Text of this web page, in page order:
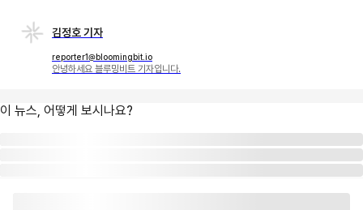
김정호 기자
reporter1@bloomingbit.io
안녕하세요 블루밍비트 기자입니다.
이 뉴스, 어떻게 보시나요?